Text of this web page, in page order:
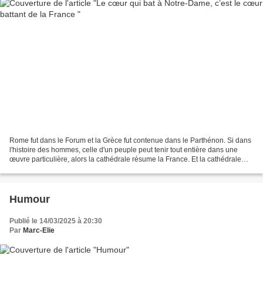
Rome fut dans le Forum et la Grèce fut contenue dans le Parthénon. Si dans
l'histoire des hommes, celle d'un peuple peut tenir tout entière dans une
œuvre particulière, alors la cathédrale résume la France. Et la cathédrale
Humour
Publié le 14/03/2025 à 20:30
Par Marc-Elie